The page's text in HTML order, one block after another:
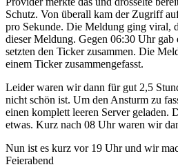
Schutz. Von überall kam der Zugriff
pro Sekunde. Die Meldung ging viral,
dieser Meldung. Gegen 06:30 Uhr
setzten den Ticker zusammen. Die
einem Ticker zusammengefasst.
Leider waren wir dann für gut 2,5
nicht schön ist. Um den Ansturm zu
einen komplett leeren Server geladen.
etwas. Kurz nach 08 Uhr waren wir
Nun ist es kurz vor 19 Uhr und wir
Feierabend